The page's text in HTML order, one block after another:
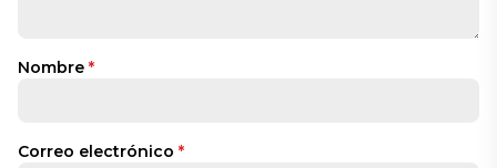
Nombre *
Correo electrónico *